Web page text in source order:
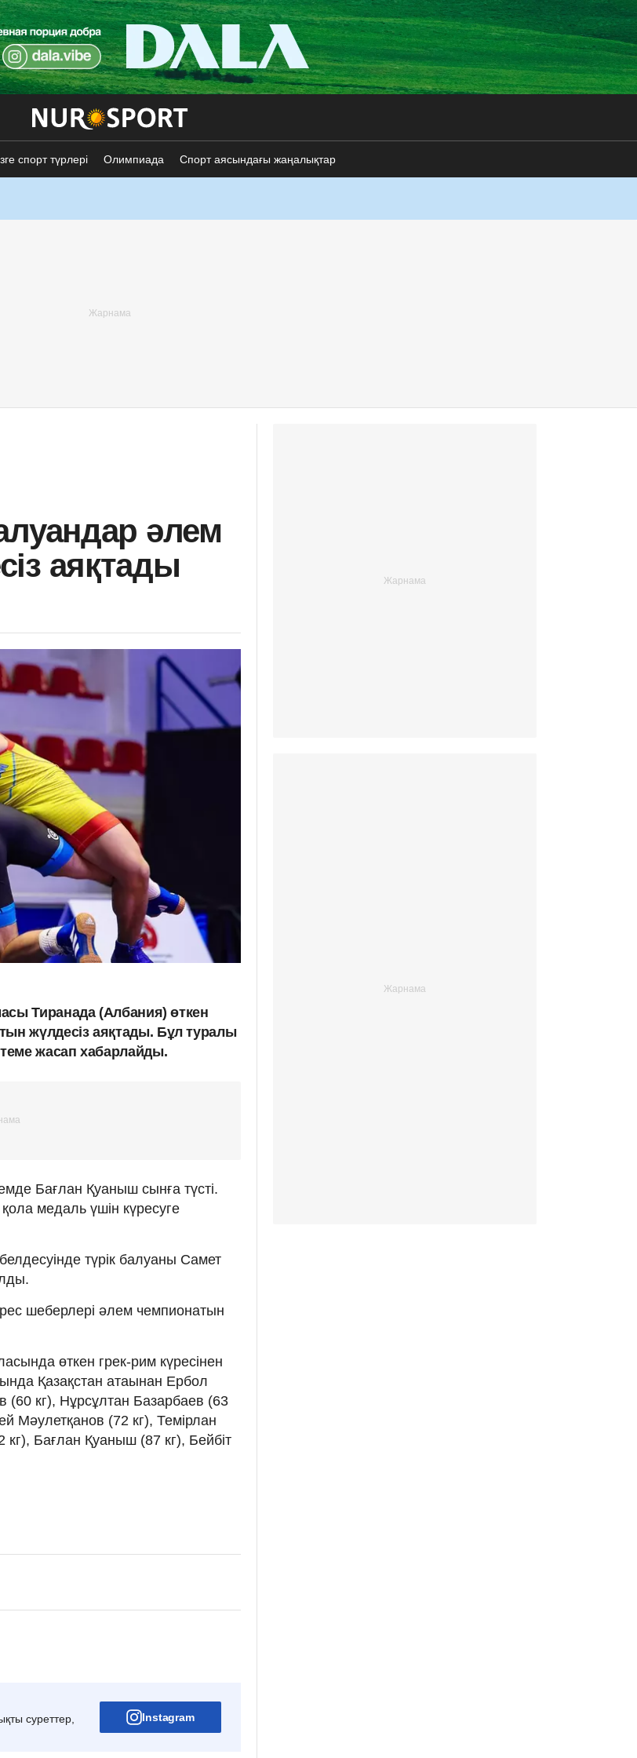
спорт түрлері Олимпиада Спорт аясындағы жаңалықтар
әлем
аяқтады
Тиранада (Албания) өткен
жүлдесіз аяқтады. Бұл туралы
жасап хабарлайды.
Бағлан Қуаныш сынға түсті.
медаль үшін күресуге
түрік балуаны Самет
шеберлері әлем чемпионатын
өткен грек-рим күресінен
Қазақстан атаынан Ербол
(60 кг), Нұрсұлтан Базарбаев (63
Мәулетқанов (72 кг), Темірлан
Бағлан Қуаныш (87 кг), Бейбіт
суреттер,
Instagram